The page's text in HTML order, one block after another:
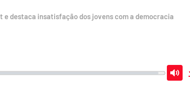
destaca insatisfação dos jovens com a democracia
Mute